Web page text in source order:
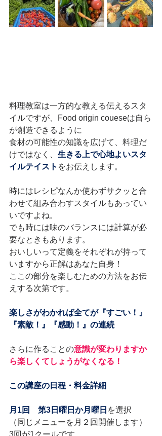
料理教室は一方的な教える伝えるスタ
イルですが、Food origin coueseは自ら
が創造できるように
食材の可能性の知識を広げて、料理だ
けではなく、 生きる上で心地よいスタ
イルテイスト をお伝えします。
時にはレシピなんか使わずサクッと合
わせて組み合わすスタイルもあってい
いですよね。
でも時には味のバランスには計算が必
要なときもあります。
おいしいって定義をそれぞれが持って
いますから正解はあなた自身！
ここの部分を楽しむための方法をお伝
えする次第です。
楽しさがわかれば全てが『すごい！』
『素敵！』『感動！』の連続
さらに作ることの意識が変わりますか
ら楽しくてしょうがなくなる！
この講座の日程・料金詳細
月1回　第3日曜日か月曜日 を選択
（同じメニューを月２回開催します）
3回が1クールです。